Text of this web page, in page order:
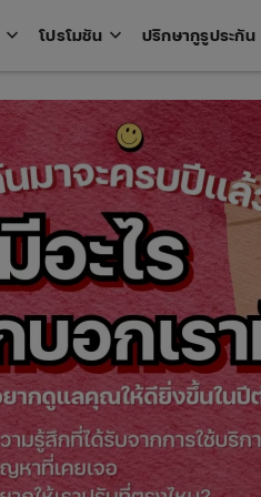
keyboard_arrow_down Open
โปรโมชัน keyboard_arrow_down Open
ปรึกษากูรูประกัน